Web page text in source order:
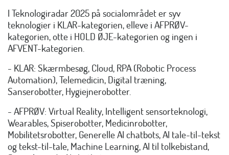
I Teknologiradar 2025 på socialområdet er syv
teknologier i KLAR-kategorien, elleve i AFPRØV-
kategorien, otte i HOLD ØJE-kategorien og ingen i
AFVENT-kategorien.
- KLAR: Skærmbesøg, Cloud, RPA (Robotic Process
Automation), Telemedicin, Digital træning,
Sanserobotter, Hygiejnerobotter.
- AFPRØV: Virtual Reality, Intelligent sensorteknologi,
Wearables, Spiserobotter, Medicinrobotter,
Mobilitetsrobotter, Generelle AI chatbots, AI tale-til-tekst
og tekst-til-tale, Machine Learning, AI til tolkebistand,